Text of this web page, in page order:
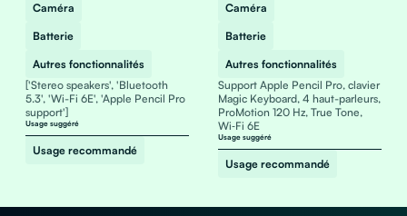
Caméra
Batterie
Autres fonctionnalités
['Stereo speakers', 'Bluetooth
5.3', 'Wi-Fi 6E', 'Apple Pencil Pro
support']
Usage suggéré
Usage recommandé
Caméra
Batterie
Autres fonctionnalités
Support Apple Pencil Pro, clavier
Magic Keyboard, 4 haut-parleurs,
ProMotion 120 Hz, True Tone,
Wi‑Fi 6E
Usage suggéré
Usage recommandé